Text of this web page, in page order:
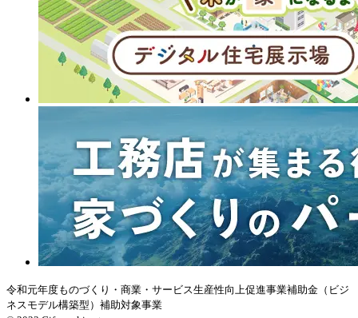
令和元年度ものづくり・商業・サービス生産性向上促進事業補助金（ビジ
ネスモデル構築型）補助対象事業